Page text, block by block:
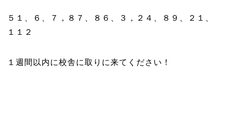
５１、６、７，８７、８６、３，２４、８９、２１、
１１２
１週間以内に校舎に取りに来てください！